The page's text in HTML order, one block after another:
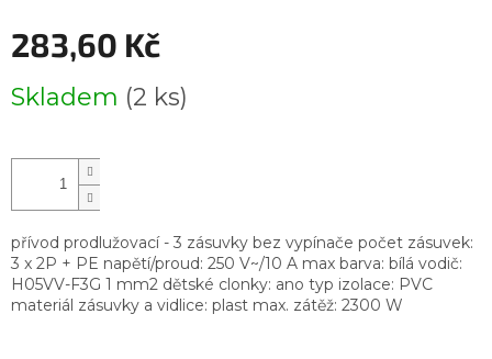
283,60 Kč
cena:
Skladem (2 ks)
přívod prodlužovací - 3 zásuvky bez vypínače počet zásuvek:
3 x 2P + PE napětí/proud: 250 V~/10 A max barva: bílá vodič:
H05VV-F3G 1 mm2 dětské clonky: ano typ izolace: PVC
materiál zásuvky a vidlice: plast max. zátěž: 2300 W